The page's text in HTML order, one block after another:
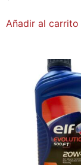
Añadir al carrito